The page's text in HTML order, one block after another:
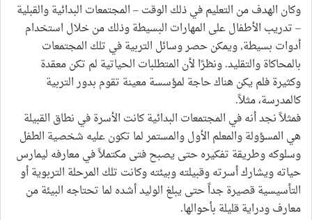
وكان الهدف من التعليم في ذلك الوقت – المجتمعات البدائية والقبلية
– تدريب الأطفال على المهارات البسيطة وذلك من خلال استخدام
أدوات بسيطة, ويمكن حصر وسائل التربية في تلك المجتمعات
بالمحاكاة والتقليد. ونظرًا لأن المتطلبات الحياتية لم تكن معقدة
وكثيرة فلم يكن هناك حاجة لمؤسسة معينة تقوم بدور التربية
كالمدرسة، مثلاً.
فمثلاً نجد أنه في المجتمعات البدائية كانت الأسرة في نطاق القبيلة
هي المسؤولة والمعلم الأول والمستمر لما تكون عليه شخصية الطفل
وسلوكه وطريقة تفكيره حتى يصبح فتى مكتملاً في معارفه ليمارس
حياته ويشارك أسرته وقبيلته وبيئته وكانت تلك المرحلة التربوية أو
التأسيسية قصيرة جداً حتى يبلغ الوليد أشده لما تحتاجه البيئة من
معارف ودراية قليلة بأحوالها.